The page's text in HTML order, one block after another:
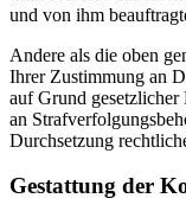
und von ihm
Andere als die oben
Ihrer Zustimmung an
auf Grund gesetzlicher
an
Durchsetzung
Gestattung der